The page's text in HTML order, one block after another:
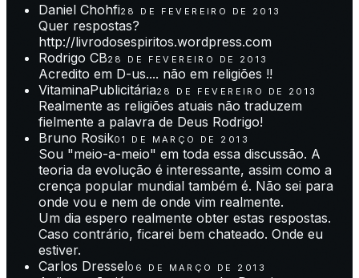
Daniel Chohfi28 DE FEVEREIRO DE 2013
Quer respostas?
http://livrodosespiritos.wordpress.com
Rodrigo CB28 DE FEVEREIRO DE 2013
Acredito em D-us.... não em religiões !!
VitaminaPublicitária28 DE FEVEREIRO DE 2013
Realmente as religiões atuais não traduzem
fielmente a palavra de Deus Rodrigo!
Bruno Rosik01 DE MARÇO DE 2013
Sou "meio-a-meio" em toda essa discussão. A
teoria da evolução é interessante, assim como a
crença popular mundial também é. Não sei para
onde vou e nem de onde vim realmente.
Um dia espero realmente obter estas respostas.
Caso contrário, ficarei bem chateado. Onde eu
estiver.
Carlos Dressel06 DE MARÇO DE 2013